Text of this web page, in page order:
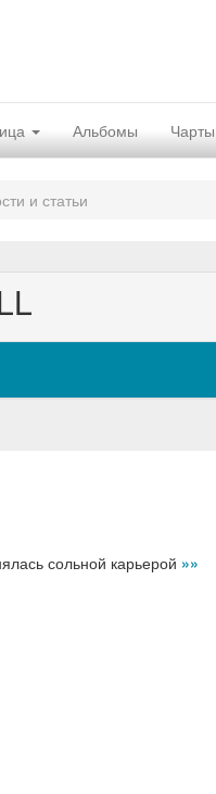
Альбомы Чарты
и статьи
сольной карьерой »»